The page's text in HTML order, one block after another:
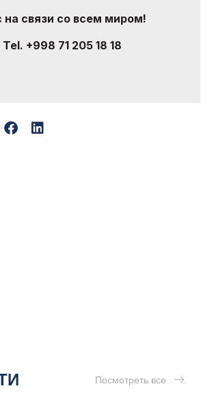
на связи со всем миром!
Tel. +998 71 205 18 18
Посмотреть все